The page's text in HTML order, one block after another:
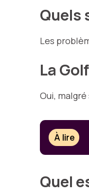
Quels
Les
La
Oui,
À lire
Quel